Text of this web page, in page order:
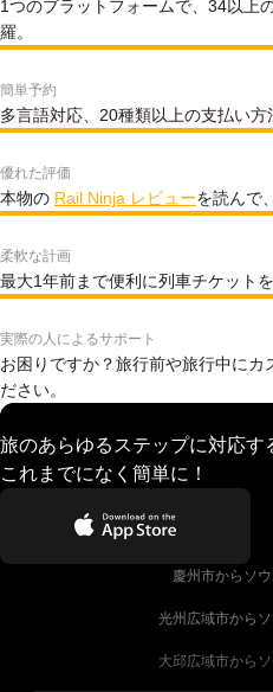
1つのプラットフォームで、34以上
羅。
簡単予約
多言語対応、20種類以上の支払い方
優れた評価
本物の Rail Ninja レビューを読んで
柔軟な計画
最大1年前まで便利に列車チケット
実際の人によるサポート
お困りですか？旅行前や旅行中にカ
ださい。
旅のあらゆるステップに対応
これまでになく簡単に！
慶州市からソ
光州広域市から
大邱広域市から